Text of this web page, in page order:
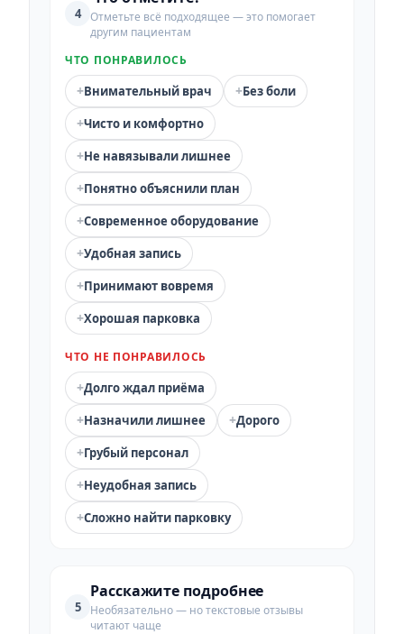
4
Отметьте всё подходящее — это помогает
другим пациентам
ЧТО ПОНРАВИЛОСЬ
+Внимательный врач +Без боли
+Чисто и комфортно
+Не навязывали лишнее
+Понятно объяснили план
+Современное оборудование
+Удобная запись
+Принимают вовремя
+Хорошая парковка
ЧТО НЕ ПОНРАВИЛОСЬ
+Долго ждал приёма
+Назначили лишнее +Дорого
+Грубый персонал
+Неудобная запись
+Сложно найти парковку
5
Расскажите подробнее
Необязательно — но текстовые отзывы
читают чаще